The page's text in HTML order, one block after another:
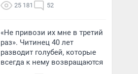
25 181 52
«Не привози их мне в третий
раз». Читинец 40 лет
разводит голубей, которые
всегда к нему возвращаются